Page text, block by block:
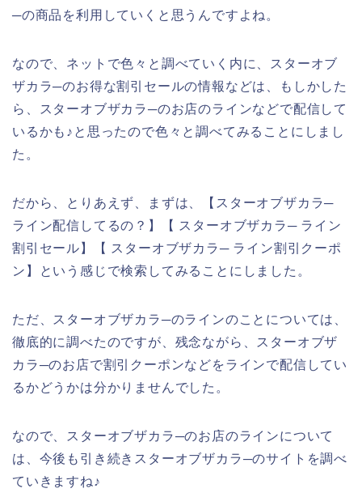
─の商品を利用していくと思うんですよね。
なので、ネットで色々と調べていく内に、スターオブ
ザカラ─のお得な割引セールの情報などは、もしかした
ら、スターオブザカラ─のお店のラインなどで配信して
いるかも♪と思ったので色々と調べてみることにしまし
た。
だから、とりあえず、まずは、【スターオブザカラ─
ライン配信してるの？】【 スターオブザカラ─ ライン
割引セール】【 スターオブザカラ─ ライン割引クーポ
ン】という感じで検索してみることにしました。
ただ、スターオブザカラ─のラインのことについては、
徹底的に調べたのですが、残念ながら、スターオブザ
カラ─のお店で割引クーポンなどをラインで配信してい
るかどうかは分かりませんでした。
なので、スターオブザカラ─のお店のラインについて
は、今後も引き続きスターオブザカラ─のサイトを調べ
ていきますね♪